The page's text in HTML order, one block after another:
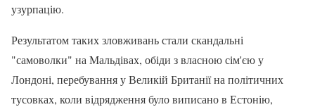
узурпацію.
Результатом таких зловживань стали скандальні
"самоволки" на Мальдівах, обіди з власною сім'єю у
Лондоні, перебування у Великій Британії на політичних
тусовках, коли відрядження було виписано в Естонію,